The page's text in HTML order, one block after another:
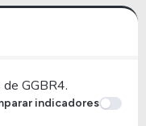
GGBR4.
indicadores